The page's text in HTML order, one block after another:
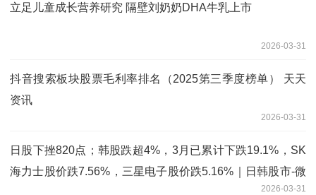
立足儿童成长营养研究 隔壁刘奶奶DHA牛乳上市
2026-03-31
抖音搜索板块股票毛利率排名（2025第三季度榜单） 天天
资讯
2026-03-31
日股下挫820点；韩股跌超4%，3月已累计下跌19.1%，SK
海力士股价跌7.56%，三星电子股价跌5.16%｜日韩股市-微
2026-03-31